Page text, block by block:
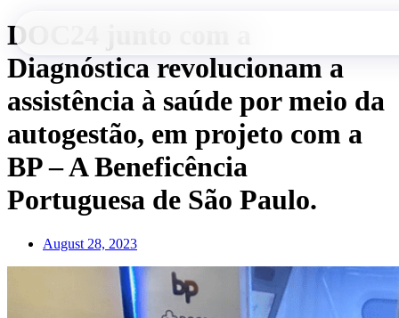
Skip
to
content
DOC24 junto com a
Diagnóstica revolucionam a
assistência à saúde por meio da
autogestão, em projeto com a
BP – A Beneficência
Portuguesa de São Paulo.
August 28, 2023